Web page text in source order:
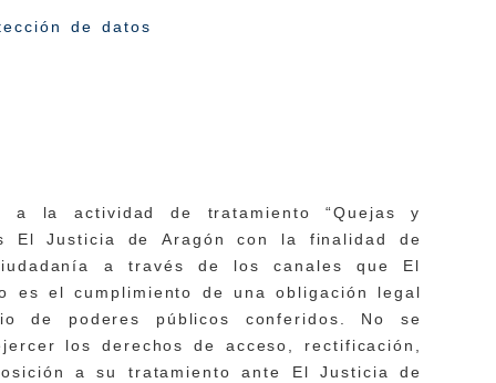
de datos
a la actividad de tratamiento “Quejas y
El Justicia de Aragón con la finalidad de
a través de los canales que El
es el cumplimiento de una obligación legal
de poderes públicos conferidos. No se
los derechos de acceso, rectificación,
a su tratamiento ante El Justicia de